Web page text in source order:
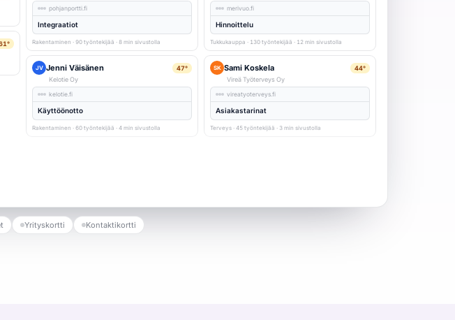
pohjanportti.fi
Integraatiot
Rakentaminen · 90 työntekijää · 8 min sivustolla
JV Jenni Väisänen
47°
Kelotie Oy
kelotie.fi
Käyttöönotto
Rakentaminen · 60 työntekijää · 4 min sivustolla
merivuo.fi
Hinnoittelu
Tukkukauppa · 130 työntekijää · 12 min sivustolla
SK Sami Koskela
44°
Vireä Työterveys Oy
vireatyoterveys.fi
Asiakastarinat
Terveys · 45 työntekijää · 3 min sivustolla
Yrityskortti Kontaktikortti